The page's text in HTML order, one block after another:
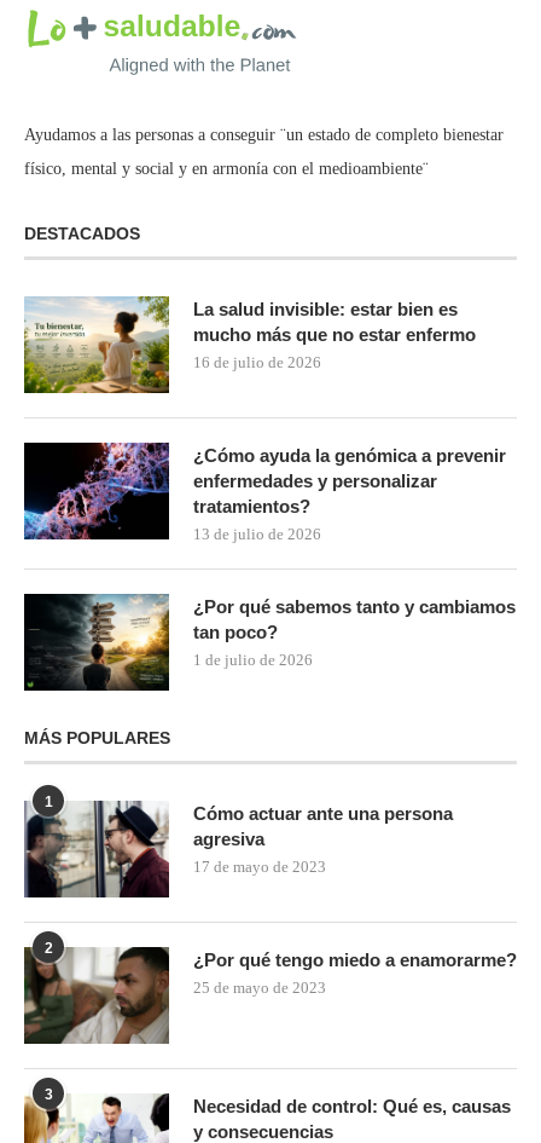
Ayudamos a las personas a conseguir ¨un estado de completo bienestar
físico, mental y social y en armonía con el medioambiente¨
DESTACADOS
La salud invisible: estar bien es
mucho más que no estar enfermo
16 de julio de 2026
¿Cómo ayuda la genómica a prevenir
enfermedades y personalizar
tratamientos?
13 de julio de 2026
¿Por qué sabemos tanto y cambiamos
tan poco?
1 de julio de 2026
MÁS POPULARES
1
Cómo actuar ante una persona
agresiva
17 de mayo de 2023
2
¿Por qué tengo miedo a enamorarme?
25 de mayo de 2023
3
Necesidad de control: Qué es, causas
y consecuencias